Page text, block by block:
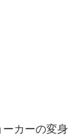
カーの変身